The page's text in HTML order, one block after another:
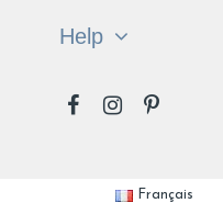
Help
Français